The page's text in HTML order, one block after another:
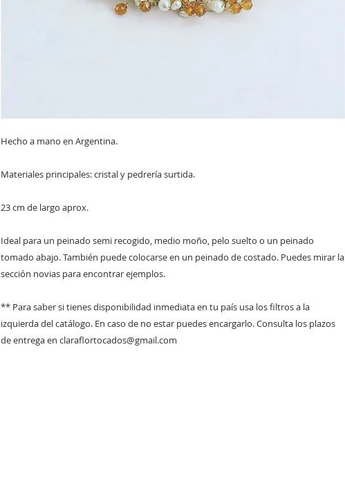
Hecho a mano en Argentina.
Materiales principales: cristal y pedrería surtida.
23 cm de largo aprox.
Ideal para un peinado semi recogido, medio moño, pelo suelto o un peinado
tomado abajo. También puede colocarse en un peinado de costado. Puedes mirar la
sección novias para encontrar ejemplos.
** Para saber si tienes disponibilidad inmediata en tu país usa los filtros a la
izquierda del catálogo. En caso de no estar puedes encargarlo. Consulta los plazos
de entrega en claraflortocados@gmail.com